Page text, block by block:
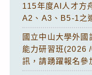
115年度AI人才方
A2、A3、B5-1之
國立中山大學外
能力研習班(2026
訊，請踴躍報名參